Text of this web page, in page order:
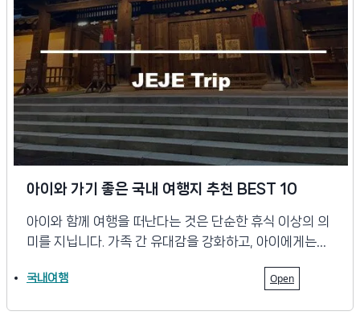
아이와 가기 좋은 국내 여행지 추천 BEST 10
아이와 함께 여행을 떠난다는 것은 단순한 휴식 이상의 의
미를 지닙니다. 가족 간 유대감을 강화하고, 아이에게는…
국내여행 Open